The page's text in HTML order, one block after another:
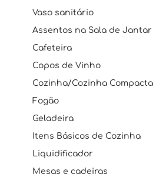
Vaso sanitário
Assentos na Sala de Jantar
Cafeteira
Copos de Vinho
Cozinha/Cozinha Compacta
Fogão
Geladeira
Itens Básicos de Cozinha
Liquidificador
Mesas e cadeiras